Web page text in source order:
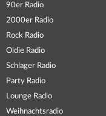
90er Radio
2000er Radio
Rock Radio
Oldie Radio
Schlager Radio
Party Radio
Lounge Radio
Weihnachtsradio